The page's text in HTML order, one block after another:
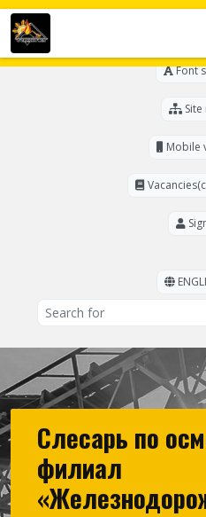
Font
Site
Mobile
Слесарь по
филиал